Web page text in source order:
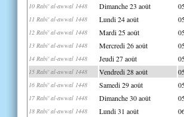
10 Rabi' al-awwal 1448 Dimanche 23 août
11 Rabi' al-awwal 1448 Lundi 24 août
12 Rabi' al-awwal 1448 Mardi 25 août
13 Rabi' al-awwal 1448 Mercredi 26 août
14 Rabi' al-awwal 1448 Jeudi 27 août
15 Rabi' al-awwal 1448 Vendredi 28 août
16 Rabi' al-awwal 1448 Samedi 29 août
17 Rabi' al-awwal 1448 Dimanche 30 août
18 Rabi' al-awwal 1448 Lundi 31 août